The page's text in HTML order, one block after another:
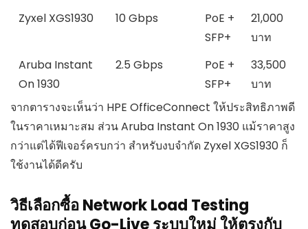
Zyxel XGS1930 10 Gbps
PoE +
SFP+
21,000
บาท
Aruba Instant
On 1930
2.5 Gbps
PoE +
SFP+
33,500
บาท
จากตารางจะเห็นว่า HPE OfficeConnect ให้ประสิทธิภาพดี
ในราคาเหมาะสม ส่วน Aruba Instant On 1930 แม้ราคาสูง
กว่าแต่ได้ฟีเจอร์ครบกว่า สำหรับงบจำกัด Zyxel XGS1930 ก็
ใช้งานได้ดีครับ
วิธีเลือกซื้อ Network Load Testing